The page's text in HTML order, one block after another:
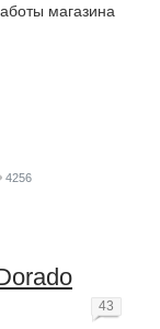
магазина
4256
43